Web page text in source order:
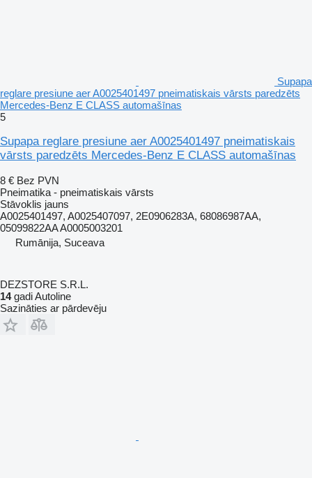
Supapa
reglare presiune aer A0025401497 pneimatiskais vārsts paredzēts
Mercedes-Benz E CLASS automašīnas
5
Supapa reglare presiune aer A0025401497 pneimatiskais
vārsts paredzēts Mercedes-Benz E CLASS automašīnas
8 € Bez PVN
Pneimatika - pneimatiskais vārsts
Stāvoklis jauns
A0025401497, A0025407097, 2E0906283A, 68086987AA,
05099822AA A0005003201
Rumānija, Suceava
DEZSTORE S.R.L.
14gadi Autoline
Sazināties ar pārdevēju